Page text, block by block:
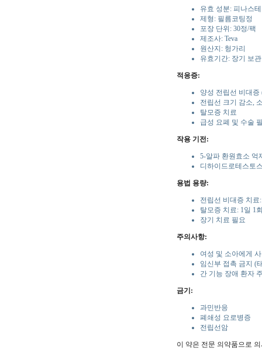
유효 성분: 피나스
제형: 필름코팅정
포장 단위: 30정/팩
제조사: Teva
원산지: 헝가리
유효기간: 장기 보
적응증:
양성 전립선 비대증
전립선 크기 감소,
탈모증 치료
급성 요폐 및 수술
작용 기전:
5-알파 환원효소 억
디하이드로테스토
용법 용량:
전립선 비대증 치료
탈모증 치료: 1일 1
장기 치료 필요
주의사항:
여성 및 소아에게
임신부 접촉 금지 (
간 기능 장애 환자
금기:
과민반응
폐쇄성 요로병증
전립선암
이 약은 전문 의약품으로